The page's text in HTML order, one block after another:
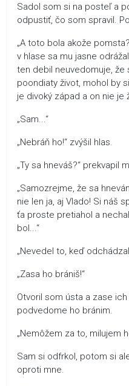
Sadol som si na posteľ a
odpustiť, čo som spravil.
„A toto bola akože
v hlase sa mu jasne
ten debil neuvedomuje, že
poondiaty život, mohol by
je divoký západ a on nie je
„Sam...“
„Nebráň ho!“ zvýšil hlas.
„Ty sa hneváš?“ prekvapil
„Samozrejme, že sa
nie len ja, aj Vlado! Si náš
ťa proste pretiahol a
bol...“
„Nevedel to, keď
„Zasa ho brániš!“
Otvoril som ústa a zase
podvedome ho bránim.
„Nemôžem za to, milujem
Sam si odfrkol, potom si
oproti mne.